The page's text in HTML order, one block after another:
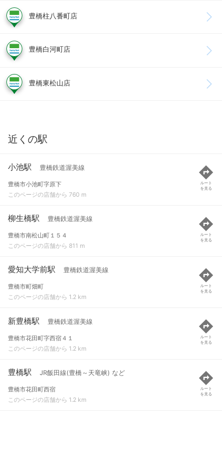
豊橋柱八番町店
豊橋白河町店
豊橋東松山店
近くの駅
小池駅 豊橋鉄道渥美線
豊橋市小池町字原下
このページの店舗から 760 m
ルート
を見る
柳生橋駅 豊橋鉄道渥美線
豊橋市南松山町１５４
このページの店舗から 811 m
ルート
を見る
愛知大学前駅 豊橋鉄道渥美線
豊橋市町畑町
このページの店舗から 1.2 km
ルート
を見る
新豊橋駅 豊橋鉄道渥美線
豊橋市花田町字西宿４１
このページの店舗から 1.2 km
ルート
を見る
豊橋駅 JR飯田線(豊橋～天竜峡) など
豊橋市花田町西宿
このページの店舗から 1.2 km
ルート
を見る